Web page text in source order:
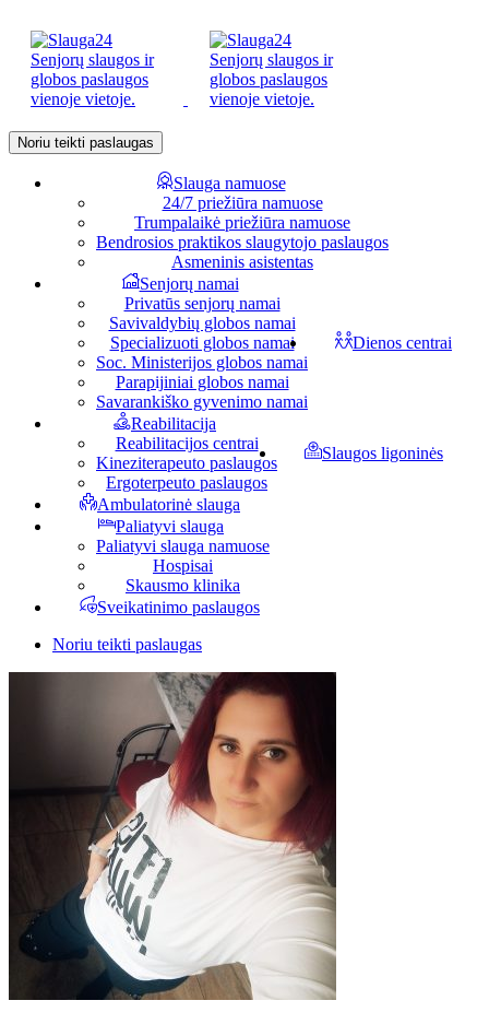
Noriu teikti paslaugas
Slauga namuose
24/7 priežiūra namuose
Trumpalaikė priežiūra namuose
Bendrosios praktikos slaugytojo paslaugos
Asmeninis asistentas
Senjorų namai
Privatūs senjorų namai
Savivaldybių globos namai
Specializuoti globos namai
Soc. Ministerijos globos namai
Parapijiniai globos namai
Savarankiško gyvenimo namai
Dienos centrai
Reabilitacija
Reabilitacijos centrai
Kineziterapeuto paslaugos
Ergoterpeuto paslaugos
Slaugos ligoninės
Ambulatorinė slauga
Paliatyvi slauga
Paliatyvi slauga namuose
Hospisai
Skausmo klinika
Sveikatinimo paslaugos
Noriu teikti paslaugas